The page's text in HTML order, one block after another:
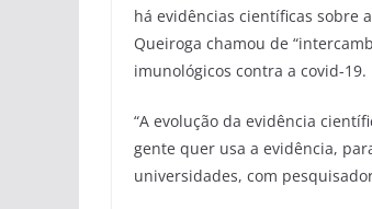
há evidências científicas sobre
Queiroga chamou de
imunológicos contra a covid-19.
“A evolução da evidência
gente quer usa a evidência,
universidades, com